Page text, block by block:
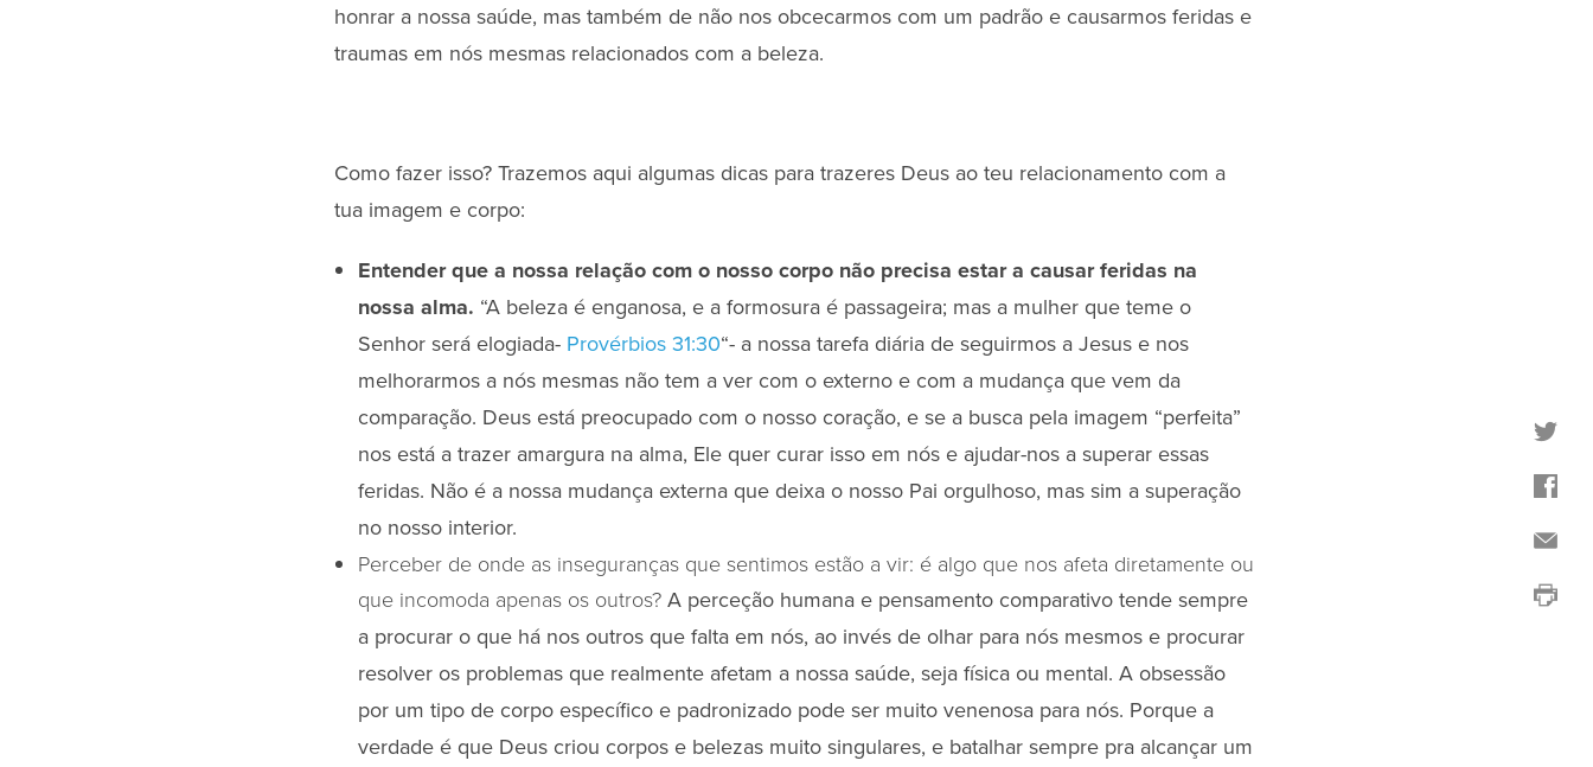
honrar a nossa saúde, mas também de não nos obcecarmos com um padrão e causarmos feridas e
traumas em nós mesmas relacionados com a beleza.
Como fazer isso? Trazemos aqui algumas dicas para trazeres Deus ao teu relacionamento com a
tua imagem e corpo:
Entender que a nossa relação com o nosso corpo não precisa estar a causar feridas na
nossa alma. “A beleza é enganosa, e a formosura é passageira; mas a mulher que teme o
Senhor será elogiada- Provérbios 31:30“- a nossa tarefa diária de seguirmos a Jesus e nos
melhorarmos a nós mesmas não tem a ver com o externo e com a mudança que vem da
comparação. Deus está preocupado com o nosso coração, e se a busca pela imagem “perfeita”
nos está a trazer amargura na alma, Ele quer curar isso em nós e ajudar-nos a superar essas
feridas. Não é a nossa mudança externa que deixa o nosso Pai orgulhoso, mas sim a superação
no nosso interior.
Perceber de onde as inseguranças que sentimos estão a vir: é algo que nos afeta diretamente ou
que incomoda apenas os outros? A perceção humana e pensamento comparativo tende sempre
a procurar o que há nos outros que falta em nós, ao invés de olhar para nós mesmos e procurar
resolver os problemas que realmente afetam a nossa saúde, seja física ou mental. A obsessão
por um tipo de corpo específico e padronizado pode ser muito venenosa para nós. Porque a
verdade é que Deus criou corpos e belezas muito singulares, e batalhar sempre pra alcançar um